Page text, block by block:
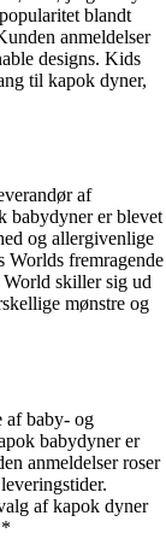
blandt
anmeldelser
designs. Kids
til kapok dyner,
af
babydyner er blevet
og allergivenlige
Worlds fremragende
skiller sig ud
mønstre og
af baby- og
babydyner er
anmeldelser roser
af kapok dyner